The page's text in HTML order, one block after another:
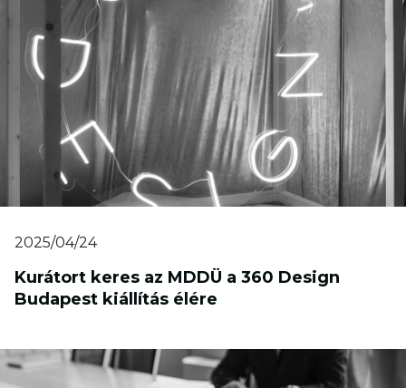
2025/04/24
Kurátort keres az MDDÜ a 360 Design
Budapest kiállítás élére